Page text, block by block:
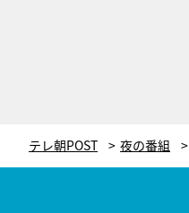
テレ朝POST 夜の番組